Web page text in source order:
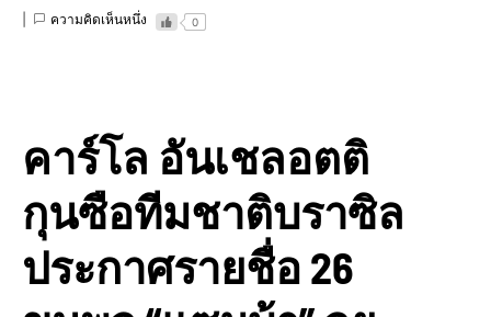
ความคิดเห็นหนึ่ง 0
คาร์โล อันเชลอตติ
กุนซือทีมชาติบราซิล
ประกาศรายชื่อ 26